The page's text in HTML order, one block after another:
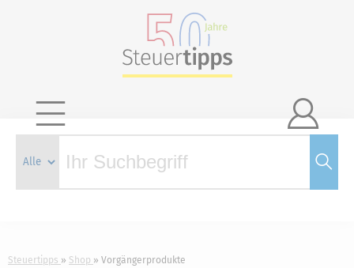

Steuertipps Shop Vorgängerprodukte